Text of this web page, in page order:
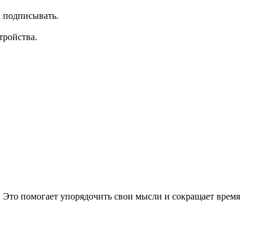
помогает упорядочить свои мысли и сокращает время